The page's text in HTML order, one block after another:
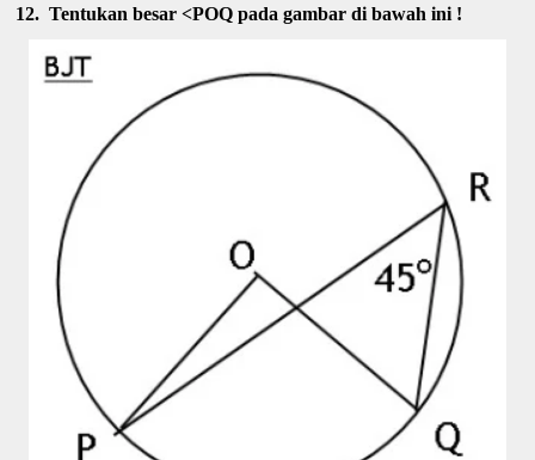
12. Tentukan besar <POQ pada gambar di bawah ini !